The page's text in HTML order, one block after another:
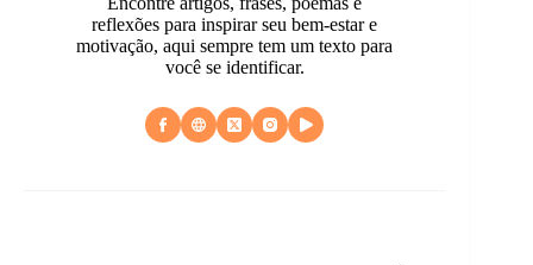
reflexões para inspirar seu bem-estar e
motivação, aqui sempre tem um texto para
você se identificar.